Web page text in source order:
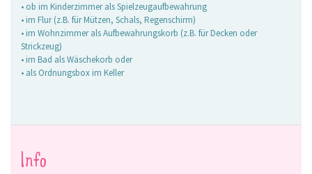
• ob im Kinderzimmer als Spielzeugaufbewahrung
• im Flur (z.B. für Mützen, Schals, Regenschirm)
• im Wohnzimmer als Aufbewahrungskorb (z.B. für Decken oder
Strickzeug)
• im Bad als Wäschekorb oder
• als Ordnungsbox im Keller
Info